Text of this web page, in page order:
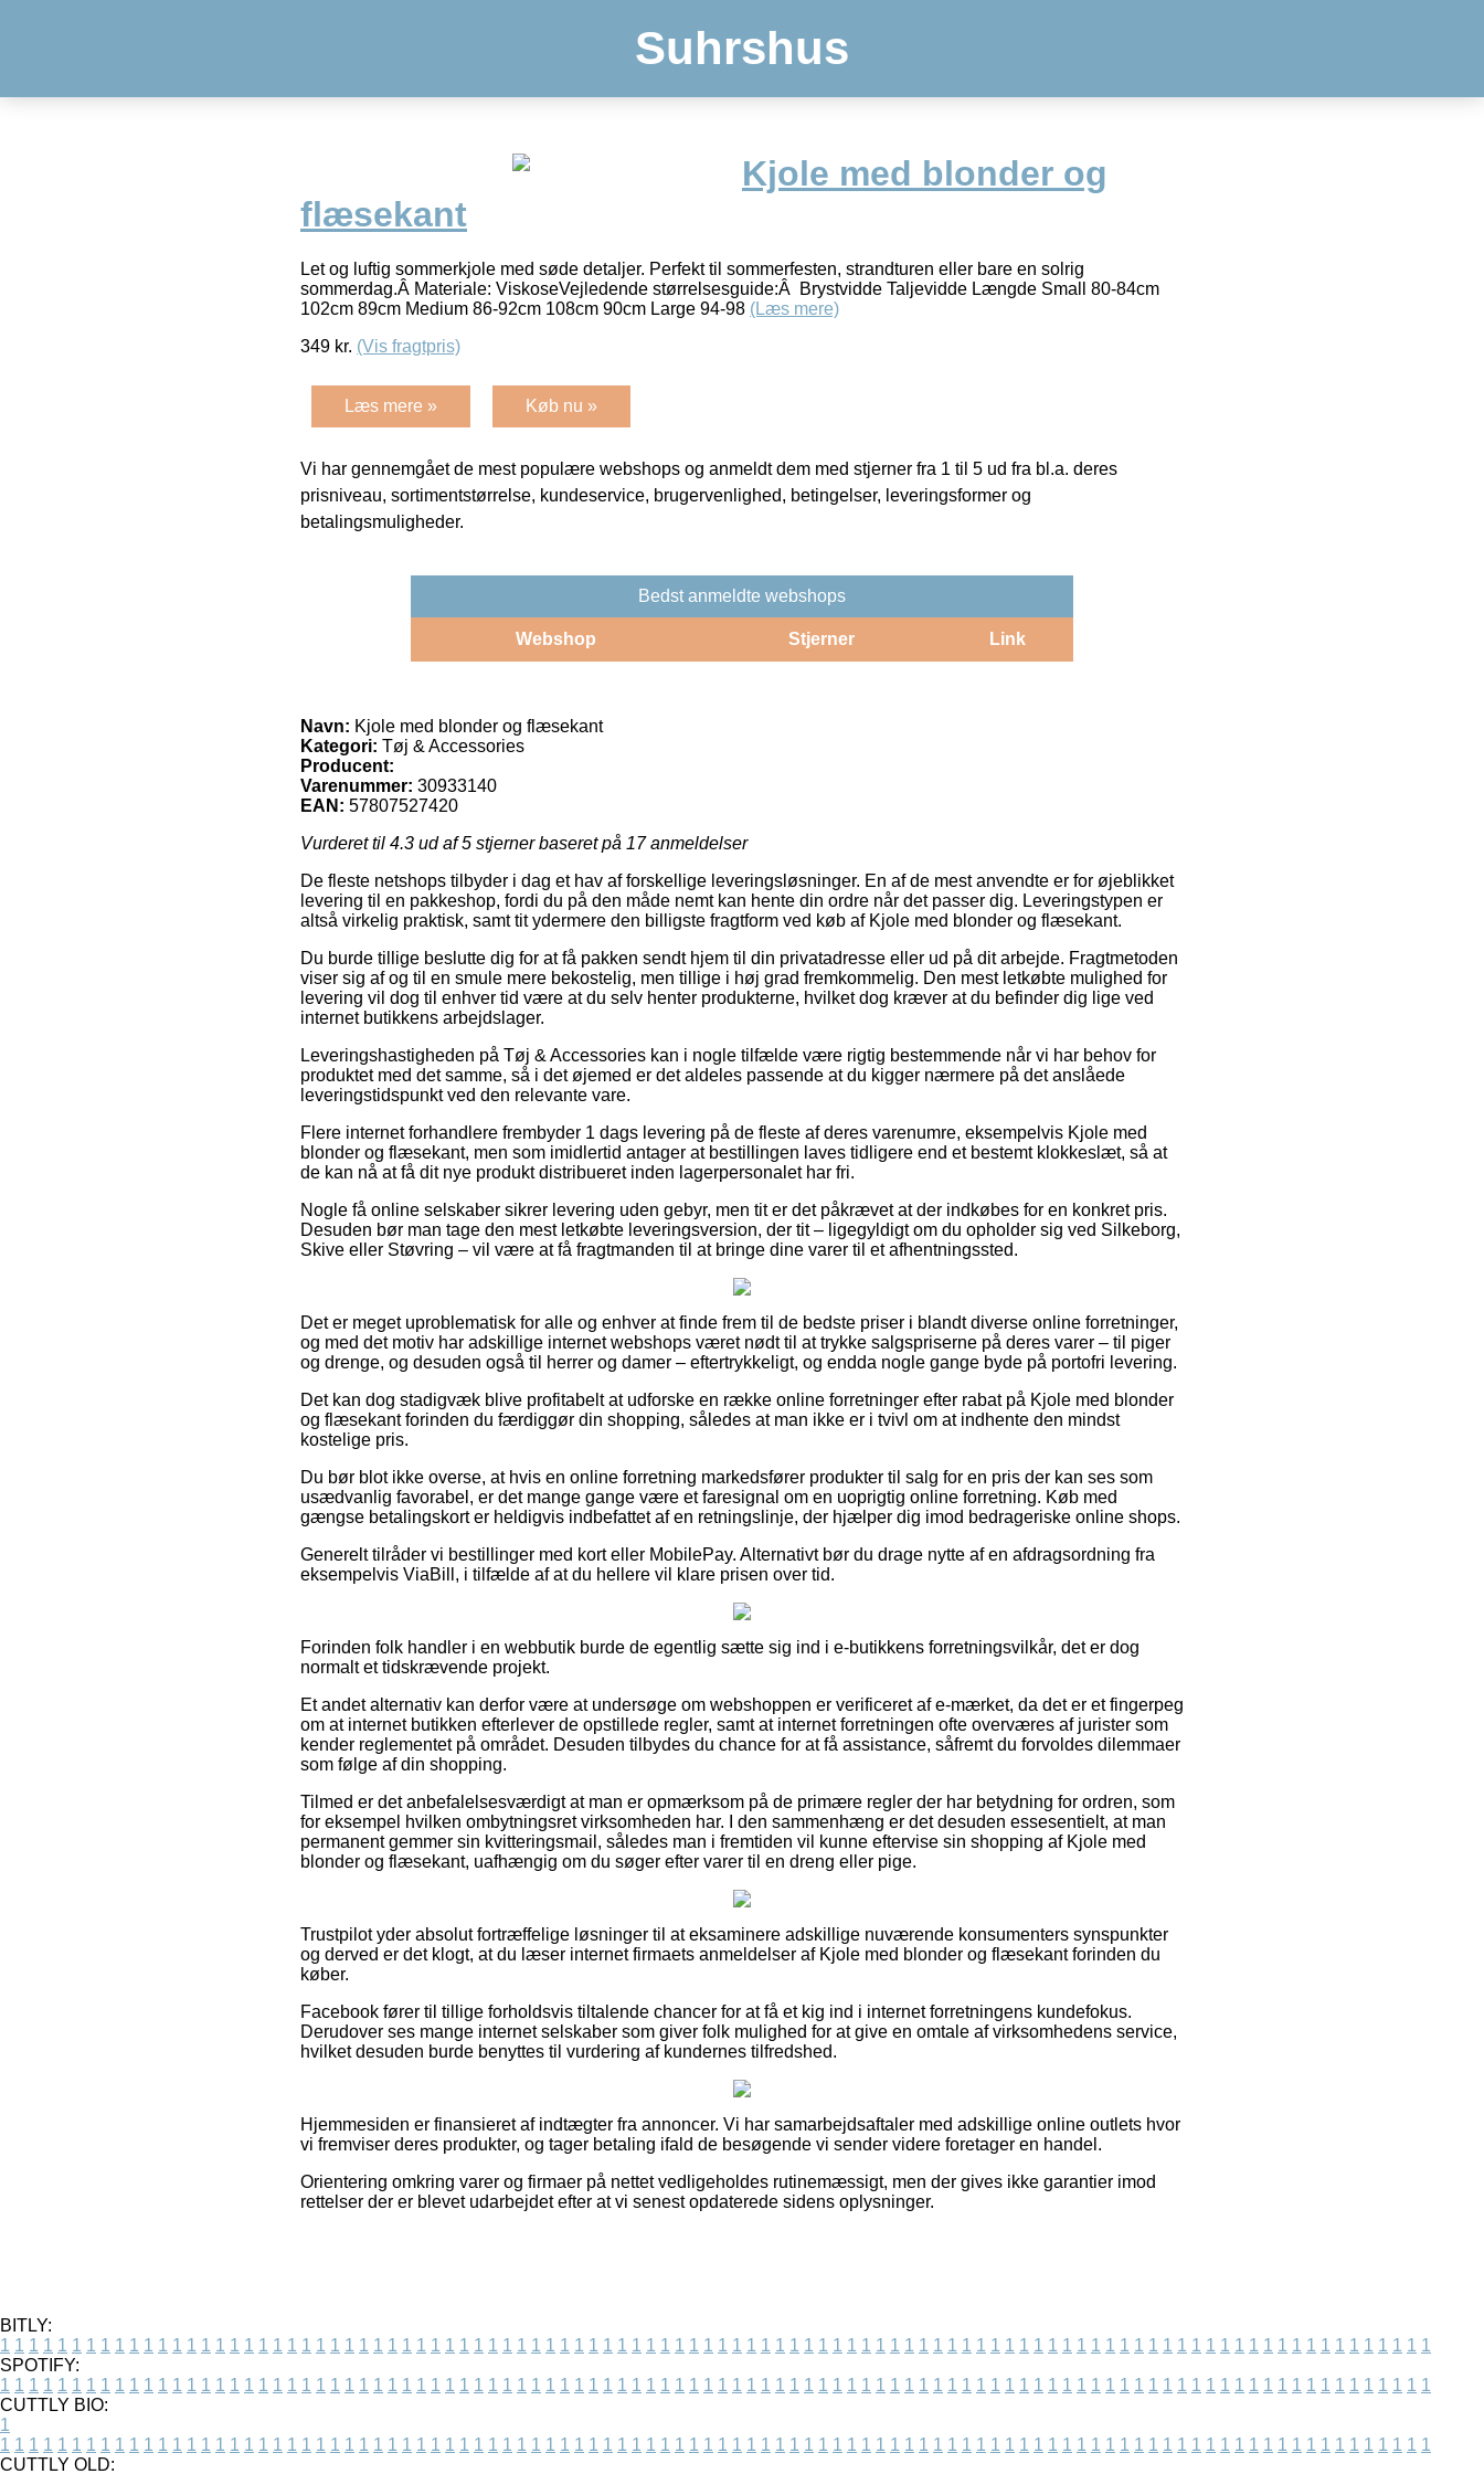
Suhrshus
Kjole med blonder og
flæsekant
Let og luftig sommerkjole med søde detaljer. Perfekt til sommerfesten, strandturen eller bare en solrig
sommerdag.Â Materiale: ViskoseVejledende størrelsesguide:Â Brystvidde Taljevidde Længde Small 80-84cm
102cm 89cm Medium 86-92cm 108cm 90cm Large 94-98 (Læs mere)
349 kr. (Vis fragtpris)
Læs mere » Køb nu »
Vi har gennemgået de mest populære webshops og anmeldt dem med stjerner fra 1 til 5 ud fra bl.a. deres
prisniveau, sortimentstørrelse, kundeservice, brugervenlighed, betingelser, leveringsformer og
betalingsmuligheder.
Bedst anmeldte webshops
Webshop Stjerner Link
Navn: Kjole med blonder og flæsekant
Kategori: Tøj & Accessories
Producent:
Varenummer: 30933140
EAN: 57807527420
Vurderet til 4.3 ud af 5 stjerner baseret på 17anmeldelser
De fleste netshops tilbyder i dag et hav af forskellige leveringsløsninger. En af de mest anvendte er for øjeblikket
levering til en pakkeshop, fordi du på den måde nemt kan hente din ordre når det passer dig. Leveringstypen er
altså virkelig praktisk, samt tit ydermere den billigste fragtform ved køb af Kjole med blonder og flæsekant.
Du burde tillige beslutte dig for at få pakken sendt hjem til din privatadresse eller ud på dit arbejde. Fragtmetoden
viser sig af og til en smule mere bekostelig, men tillige i høj grad fremkommelig. Den mest letkøbte mulighed for
levering vil dog til enhver tid være at du selv henter produkterne, hvilket dog kræver at du befinder dig lige ved
internet butikkens arbejdslager.
Leveringshastigheden på Tøj & Accessories kan i nogle tilfælde være rigtig bestemmende når vi har behov for
produktet med det samme, så i det øjemed er det aldeles passende at du kigger nærmere på det anslåede
leveringstidspunkt ved den relevante vare.
Flere internet forhandlere frembyder 1 dags levering på de fleste af deres varenumre, eksempelvis Kjole med
blonder og flæsekant, men som imidlertid antager at bestillingen laves tidligere end et bestemt klokkeslæt, så at
de kan nå at få dit nye produkt distribueret inden lagerpersonalet har fri.
Nogle få online selskaber sikrer levering uden gebyr, men tit er det påkrævet at der indkøbes for en konkret pris.
Desuden bør man tage den mest letkøbte leveringsversion, der tit – ligegyldigt om du opholder sig ved Silkeborg,
Skive eller Støvring – vil være at få fragtmanden til at bringe dine varer til et afhentningssted.
Det er meget uproblematisk for alle og enhver at finde frem til de bedste priser i blandt diverse online forretninger,
og med det motiv har adskillige internet webshops været nødt til at trykke salgspriserne på deres varer – til piger
og drenge, og desuden også til herrer og damer – eftertrykkeligt, og endda nogle gange byde på portofri levering.
Det kan dog stadigvæk blive profitabelt at udforske en række online forretninger efter rabat på Kjole med blonder
og flæsekant forinden du færdiggør din shopping, således at man ikke er i tvivl om at indhente den mindst
kostelige pris.
Du bør blot ikke overse, at hvis en online forretning markedsfører produkter til salg for en pris der kan ses som
usædvanlig favorabel, er det mange gange være et faresignal om en uoprigtig online forretning. Køb med
gængse betalingskort er heldigvis indbefattet af en retningslinje, der hjælper dig imod bedrageriske online shops.
Generelt tilråder vi bestillinger med kort eller MobilePay. Alternativt bør du drage nytte af en afdragsordning fra
eksempelvis ViaBill, i tilfælde af at du hellere vil klare prisen over tid.
Forinden folk handler i en webbutik burde de egentlig sætte sig ind i e-butikkens forretningsvilkår, det er dog
normalt et tidskrævende projekt.
Et andet alternativ kan derfor være at undersøge om webshoppen er verificeret af e-mærket, da det er et fingerpeg
om at internet butikken efterlever de opstillede regler, samt at internet forretningen ofte overværes af jurister som
kender reglementet på området. Desuden tilbydes du chance for at få assistance, såfremt du forvoldes dilemmaer
som følge af din shopping.
Tilmed er det anbefalelsesværdigt at man er opmærksom på de primære regler der har betydning for ordren, som
for eksempel hvilken ombytningsret virksomheden har. I den sammenhæng er det desuden essesentielt, at man
permanent gemmer sin kvitteringsmail, således man i fremtiden vil kunne eftervise sin shopping af Kjole med
blonder og flæsekant, uafhængig om du søger efter varer til en dreng eller pige.
Trustpilot yder absolut fortræffelige løsninger til at eksaminere adskillige nuværende konsumenters synspunkter
og derved er det klogt, at du læser internet firmaets anmeldelser af Kjole med blonder og flæsekant forinden du
køber.
Facebook fører til tillige forholdsvis tiltalende chancer for at få et kig ind i internet forretningens kundefokus.
Derudover ses mange internet selskaber som giver folk mulighed for at give en omtale af virksomhedens service,
hvilket desuden burde benyttes til vurdering af kundernes tilfredshed.
Hjemmesiden er finansieret af indtægter fra annoncer. Vi har samarbejdsaftaler med adskillige online outlets hvor
vi fremviser deres produkter, og tager betaling ifald de besøgende vi sender videre foretager en handel.
Orientering omkring varer og firmaer på nettet vedligeholdes rutinemæssigt, men der gives ikke garantier imod
rettelser der er blevet udarbejdet efter at vi senest opdaterede sidens oplysninger.
BITLY:
1 1 1 1 1 1 1 1 1 1 1 1 1 1 1 1 1 1 1 1 1 1 1 1 1 1 1 1 1 1 1 1 1 1 1 1 1 1 1 1 1 1 1 1 1 1 1 1 1 1 1 1 1 1 1 1 1 1 1 1 1 1 1 1 1 1 1 1 1 1 1 1 1 1 1 1 1 1 1 1 1 1 1 1 1 1 1 1 1 1 1 1 1 1 1 1 1 1 1 1
SPOTIFY:
1 1 1 1 1 1 1 1 1 1 1 1 1 1 1 1 1 1 1 1 1 1 1 1 1 1 1 1 1 1 1 1 1 1 1 1 1 1 1 1 1 1 1 1 1 1 1 1 1 1 1 1 1 1 1 1 1 1 1 1 1 1 1 1 1 1 1 1 1 1 1 1 1 1 1 1 1 1 1 1 1 1 1 1 1 1 1 1 1 1 1 1 1 1 1 1 1 1 1 1
CUTTLY BIO:
1
1 1 1 1 1 1 1 1 1 1 1 1 1 1 1 1 1 1 1 1 1 1 1 1 1 1 1 1 1 1 1 1 1 1 1 1 1 1 1 1 1 1 1 1 1 1 1 1 1 1 1 1 1 1 1 1 1 1 1 1 1 1 1 1 1 1 1 1 1 1 1 1 1 1 1 1 1 1 1 1 1 1 1 1 1 1 1 1 1 1 1 1 1 1 1 1 1 1 1 1
CUTTLY OLD: